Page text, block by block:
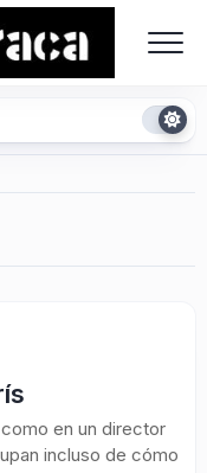
en un director
incluso de cómo